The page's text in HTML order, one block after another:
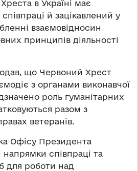
в Україні має
й зацікавлений у
взаємовідносин
принципів діяльності
що Червоний Хрест
з органами виконавчої
роль гуманітарних
разом з
ветеранів.
Офісу Президента
співпраці та
для роботи над